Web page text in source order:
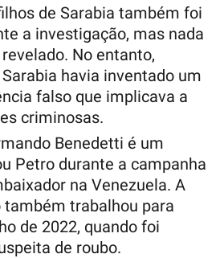
de Sarabia também foi
a investigação, mas nada
No entanto,
havia inventado um
falso que implicava a
criminosas.
Benedetti é um
Petro durante a campanha
na Venezuela. A
também trabalhou para
de 2022, quando foi
de roubo.